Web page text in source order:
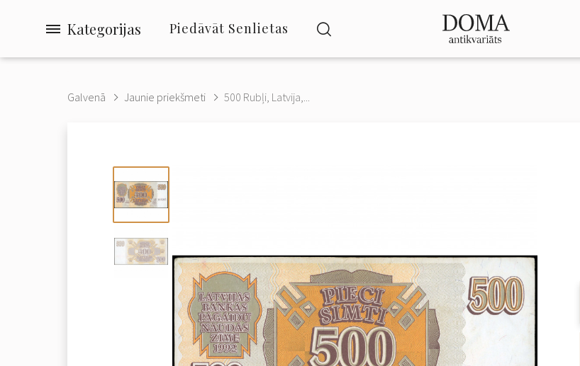
Kategorijas Piedāvāt Senlietas
Galvenā Jaunie priekšmeti 500 Rubļi, Latvija,...